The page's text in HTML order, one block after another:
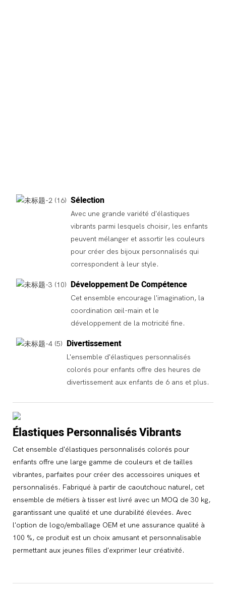
Sélection
Avec une grande variété d'élastiques
vibrants parmi lesquels choisir, les enfants
peuvent mélanger et assortir les couleurs
pour créer des bijoux personnalisés qui
correspondent à leur style.
Développement De Compétence
Cet ensemble encourage l'imagination, la
coordination œil-main et le
développement de la motricité fine.
Divertissement
L'ensemble d'élastiques personnalisés
colorés pour enfants offre des heures de
divertissement aux enfants de 6 ans et plus.
Élastiques Personnalisés Vibrants
Cet ensemble d'élastiques personnalisés colorés pour
enfants offre une large gamme de couleurs et de tailles
vibrantes, parfaites pour créer des accessoires uniques et
personnalisés. Fabriqué à partir de caoutchouc naturel, cet
ensemble de métiers à tisser est livré avec un MOQ de 30 kg,
garantissant une qualité et une durabilité élevées. Avec
l'option de logo/emballage OEM et une assurance qualité à
100 %, ce produit est un choix amusant et personnalisable
permettant aux jeunes filles d'exprimer leur créativité.